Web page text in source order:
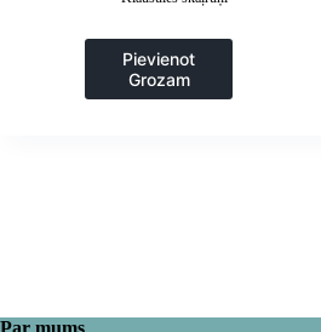
Pievienot
Grozam
Par mums